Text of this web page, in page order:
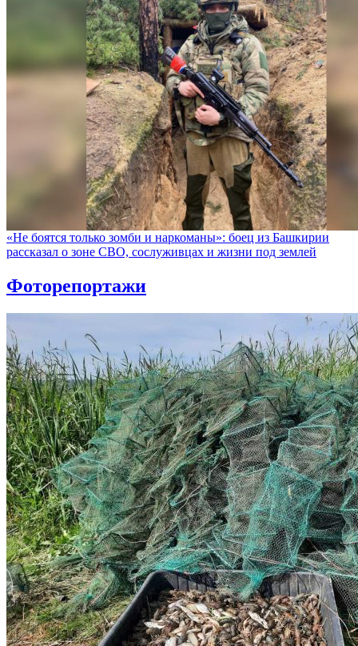
«Не боятся только зомби и наркоманы»: боец из Башкирии
рассказал о зоне СВО, сослуживцах и жизни под землей
Фоторепортажи